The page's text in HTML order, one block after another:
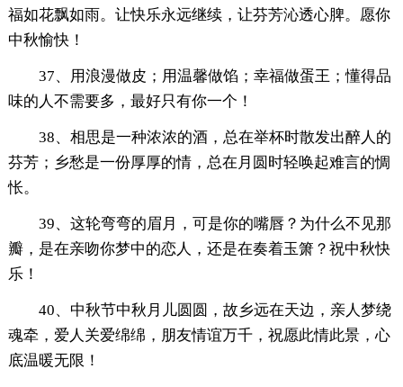
福如花飘如雨。让快乐永远继续，让芬芳沁透心脾。愿你
中秋愉快！
37、用浪漫做皮；用温馨做馅；幸福做蛋王；懂得品
味的人不需要多，最好只有你一个！
38、相思是一种浓浓的酒，总在举杯时散发出醉人的
芬芳；乡愁是一份厚厚的情，总在月圆时轻唤起难言的惆
怅。
39、这轮弯弯的眉月，可是你的嘴唇？为什么不见那
瓣，是在亲吻你梦中的恋人，还是在奏着玉箫？祝中秋快
乐！
40、中秋节中秋月儿圆圆，故乡远在天边，亲人梦绕
魂牵，爱人关爱绵绵，朋友情谊万千，祝愿此情此景，心
底温暖无限！